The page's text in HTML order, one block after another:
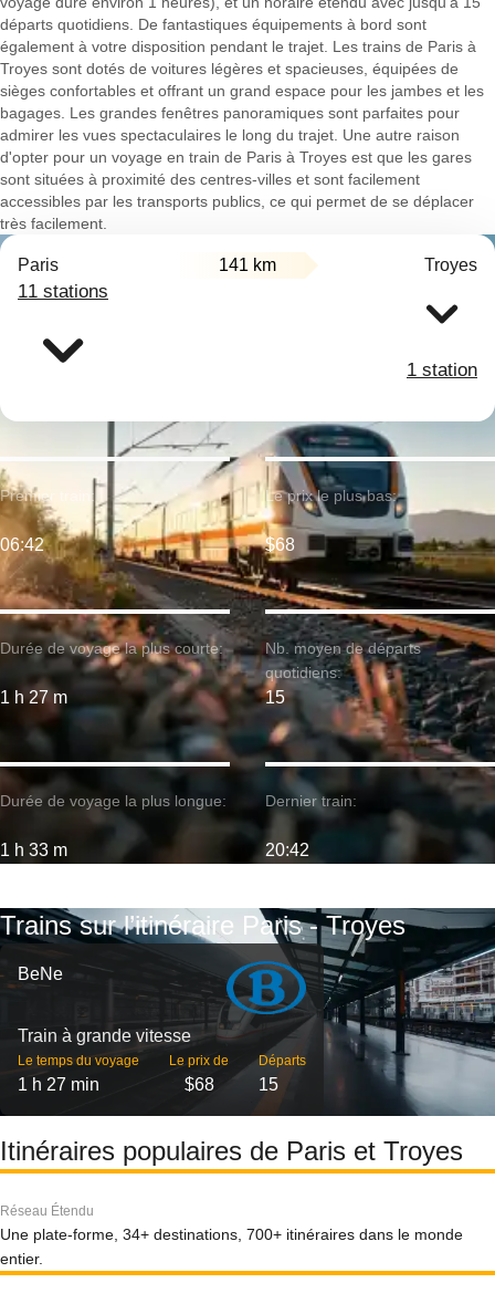
départs quotidiens. De fantastiques équipements à bord sont
également à votre disposition pendant le trajet. Les trains de Paris à
Troyes sont dotés de voitures légères et spacieuses, équipées de
sièges confortables et offrant un grand espace pour les jambes et les
bagages. Les grandes fenêtres panoramiques sont parfaites pour
admirer les vues spectaculaires le long du trajet. Une autre raison
d'opter pour un voyage en train de Paris à Troyes est que les gares
sont situées à proximité des centres-villes et sont facilement
accessibles par les transports publics, ce qui permet de se déplacer
très facilement.
Paris 141 km Troyes
11 stations
1 station
Durée de voyage la plus courte:
1 h 27 m
Premier train:
06:42
Durée de voyage la plus longue:
1 h 33 m
Le prix le plus bas:
$68
Nb. moyen de départs
quotidiens:
15
Dernier train:
20:42
Trains sur l’itinéraire Paris - Troyes
BeNe
Train à grande vitesse
Le temps du voyage
1 h 27 min
Le prix de
$68
Départs
15
Itinéraires populaires de Paris et Troyes
Réseau Étendu
Une plate-forme, 34+ destinations, 700+ itinéraires dans le monde
entier.